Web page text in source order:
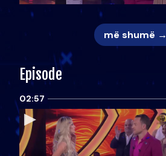
më shumë →
Episode
02:57